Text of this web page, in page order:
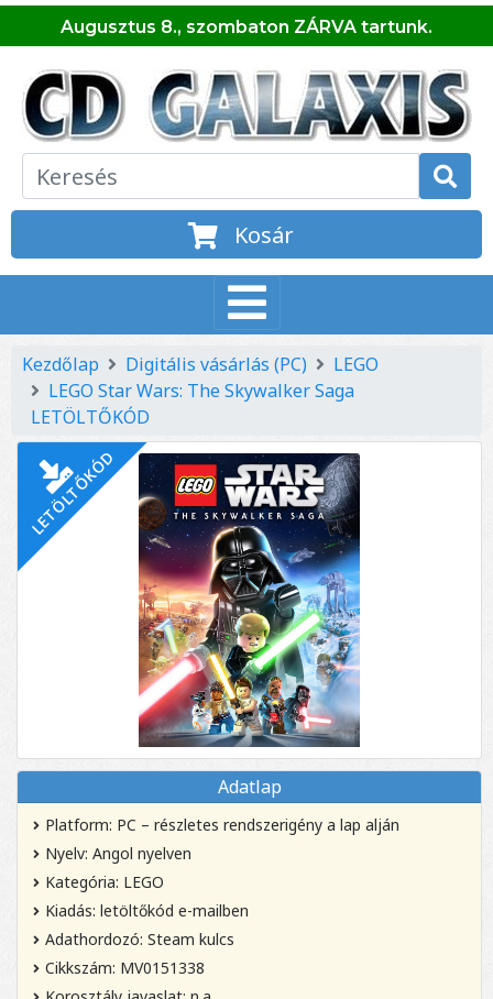
Augusztus 8., szombaton ZÁRVA tartunk.
Kosár
Kezdőlap Digitális vásárlás (PC)
LEGO
LEGO Star Wars: The Skywalker Saga
LETÖLTŐKÓD
LETÖLTŐKÓD
Adatlap
Platform: PC – részletes rendszerigény a lap alján
Nyelv: Angol nyelven
Kategória: LEGO
Kiadás: letöltőkód e-mailben
Adathordozó: Steam kulcs
Cikkszám: MV0151338